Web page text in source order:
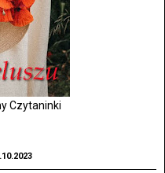
Czytaninki